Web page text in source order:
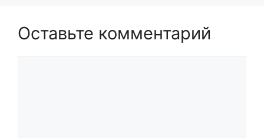
Оставьте комментарий